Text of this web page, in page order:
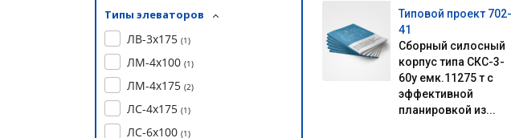
Типы элеваторов
ЛВ-3х175 (1)
ЛМ-4х100 (1)
ЛМ-4х175 (2)
ЛС-4х175 (1)
ЛС-6х100 (1)
Типовой проект 702-
41
Сборный силосный
корпус типа СКС-3-
60у емк.11275 т с
эффективной
планировкой из...